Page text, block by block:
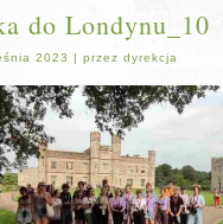
do Londynu_10
2023 |przez dyrekcja